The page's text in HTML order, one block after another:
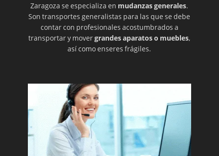
Zaragoza se especializa en mudanzas generales.
Son transportes generalistas para las que se debe
contar con profesionales acostumbrados a
transportar y movergrandes aparatos o muebles,
así como enseres frágiles.